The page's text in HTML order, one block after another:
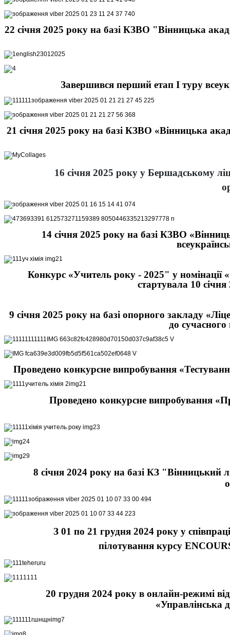
22 січня 2025 року на базі КЗВО "Вінницька
Завершився перший етап І туру
21 січня 2025 року на базі КЗВО «Вінницька
16 січня 2025 року у Бершадському
14 січня 2025 року на базі КЗВО
Конкурс «Учитель року - 2025" у номінації
стартувала 10
9 січня 2025 року на базі опорного закладу
до сучасного
Проведено конкурсне випробування
Проведено конкурсне випробування
8 січня 2024 року на базі КЗ "Вінницький
З 01 по 21 грудня 2024 року у
пілотування курсу
20 грудня 2024 року в онлайн-режимі
«Управлінська